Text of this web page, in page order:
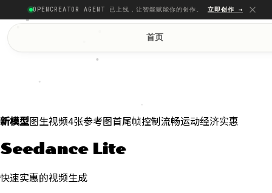
OPENCREATOR AGENT 已上线，让智能赋能你的创作。 立即创作 →
首页
新模型图生视频4张参考图首尾帧控制流畅运动经济实惠
Seedance Lite
快速实惠的视频生成